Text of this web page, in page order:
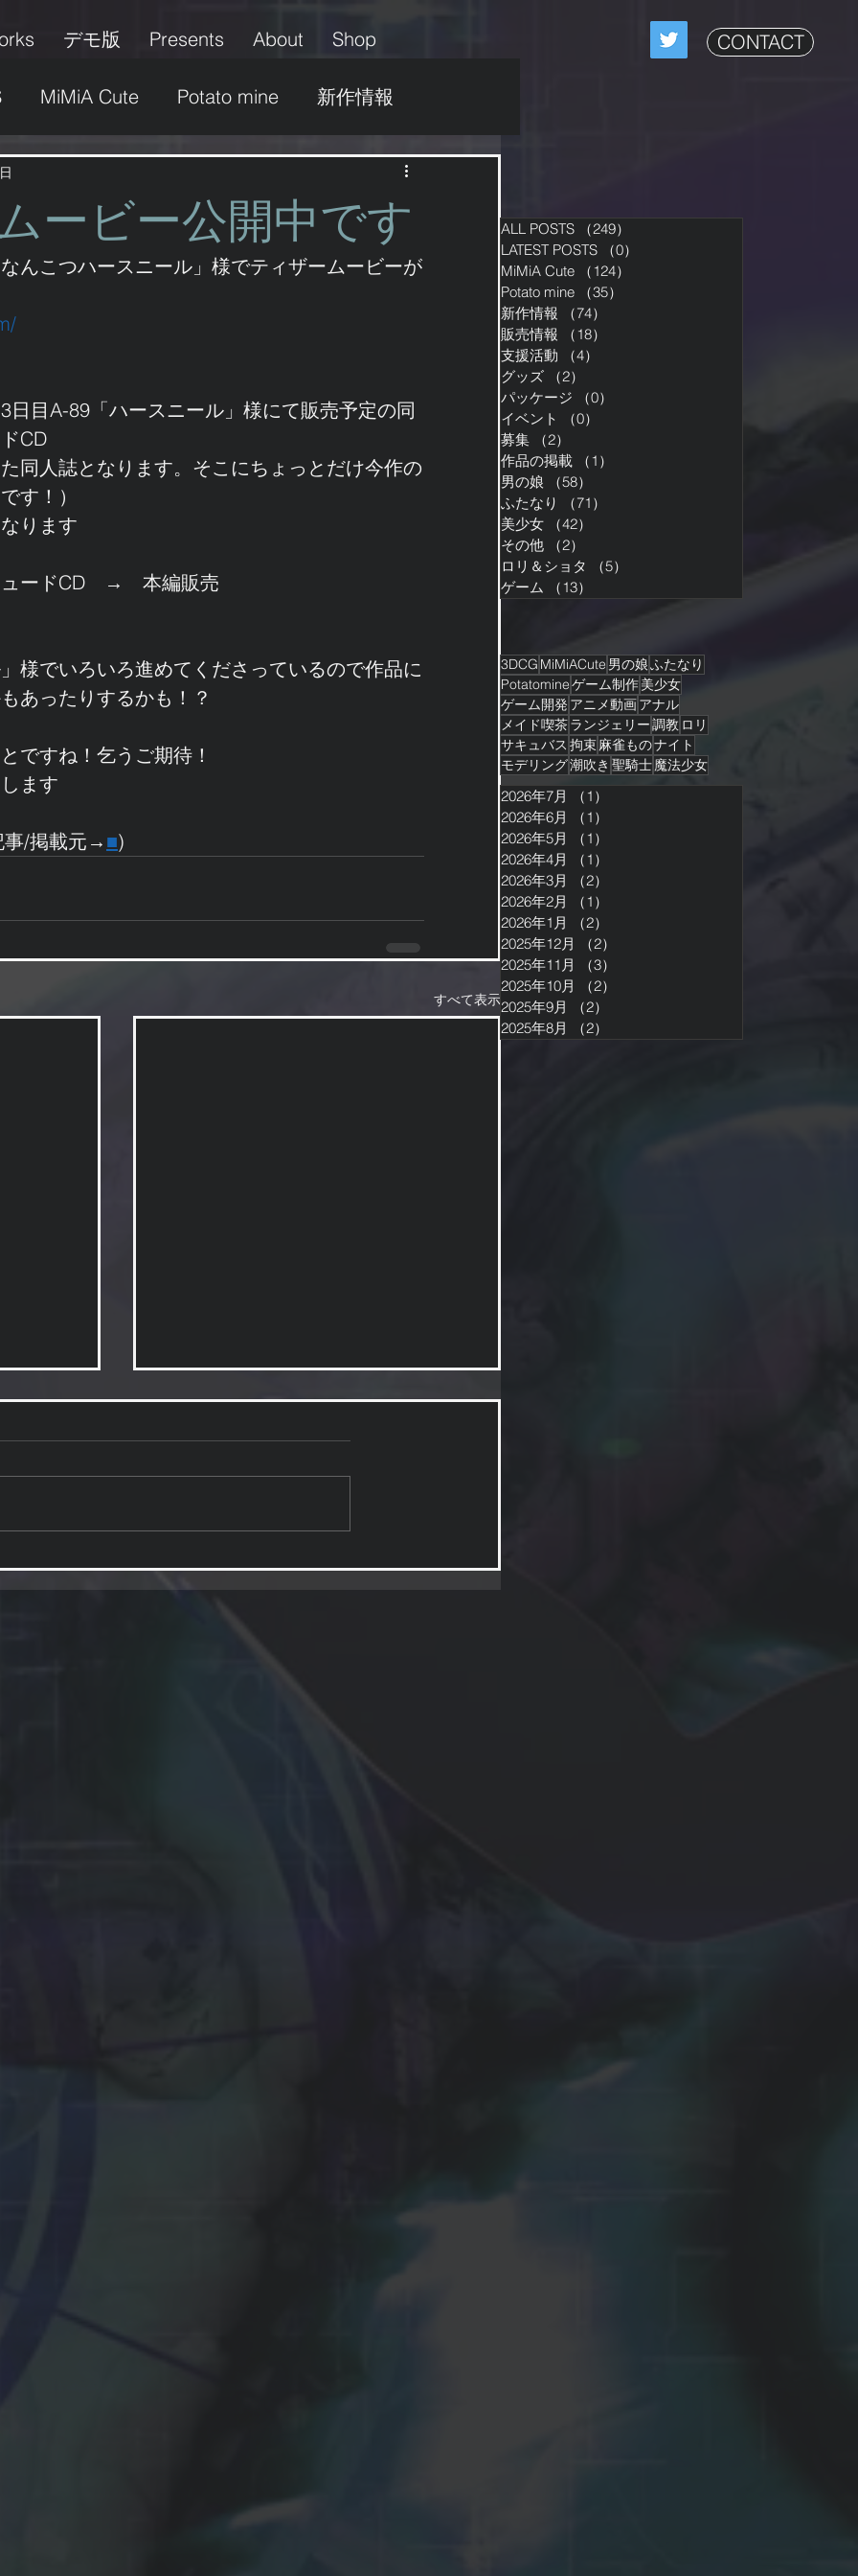
デモ版 Presents About Shop CONTACT
MiMiA Cute Potato mine 新作情報
グッズ
その他 ロリ＆ショタ
ービー公開中です
んこつハースニール」様でティザームービーが
日目A-89「ハースニール」様にて販売予定の同
CD
同人誌となります。そこにちょっとだけ今作の
す！）
ります
ードCD　→　本編販売
様でいろいろ進めてくださっているので作品に
あったりするかも！？
ですね！乞うご期待！
ます
事/掲載元→ ■)
すべて表示
ALL POSTS （249）
LATEST POSTS
（0）
MiMiA Cute
（124）
Potato mine
（35）
新作情報
（74）
販売情報
（18）
支援活動
（4）
グッズ
（2）
パッケージ
（0）
イベント
（0）
募集
（2）
作品の掲載
（1）
男の娘
（58）
ふたなり
（71）
美少女
（42）
その他
（2）
ロリ＆ショタ
（5）
ゲーム
（13）
3DCG MiMiACute 男の娘ふたなり
Potatomineゲーム制作美少女
ゲーム開発 アニメ動画アナル
メイド喫茶ランジェリー調教 ロリ
サキュバス 拘束麻雀ものナイト
モデリング潮吹き 聖騎士魔法少女
2026年7月 （1）
2026年6月
（1）
2026年5月
（1）
2026年4月
（1）
2026年3月
（2）
2026年2月
（1）
2026年1月
（2）
2025年12月
（2）
2025年11月
（3）
2025年10月
（2）
2025年9月
（2）
2025年8月
（2）